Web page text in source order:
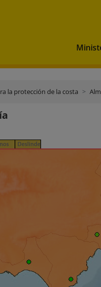
la protección de la costa